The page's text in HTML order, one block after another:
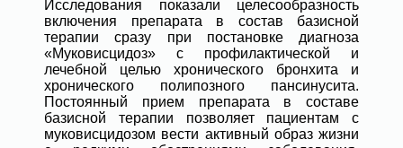
Исследования показали целесообразность
включения препарата в состав базисной
терапии сразу при постановке диагноза
«Муковисцидоз» с профилактической и
лечебной целью хронического бронхита и
хронического полипозного пансинусита.
Постоянный прием препарата в составе
базисной терапии позволяет пациентам с
муковисцидозом вести активный образ жизни